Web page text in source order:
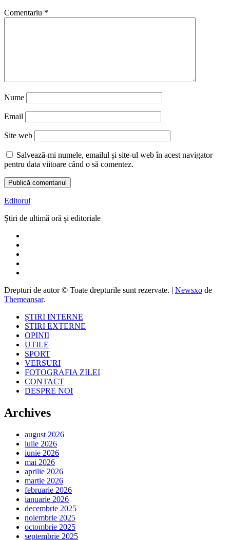
Comentariu *
Nume
Email
Site web
Salvează-mi numele, emailul și site-ul web în acest navigator
pentru data viitoare când o să comentez.
Editorul
Știri de ultimă oră și editoriale
Drepturi de autor © Toate drepturile sunt rezervate. | Newsxo de
Themeansar.
ȘTIRI INTERNE
STIRI EXTERNE
OPINII
UTILE
SPORT
VERSURI
FOTOGRAFIA ZILEI
CONTACT
DESPRE NOI
Archives
august 2026
iulie 2026
iunie 2026
mai 2026
aprilie 2026
martie 2026
februarie 2026
ianuarie 2026
decembrie 2025
noiembrie 2025
octombrie 2025
septembrie 2025